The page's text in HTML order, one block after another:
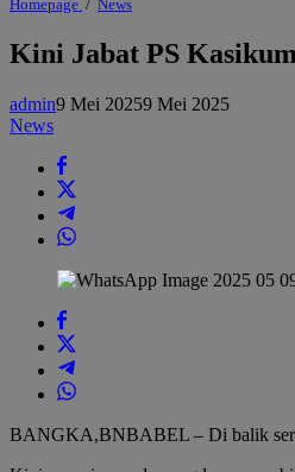
Homepage / News
PS
Kasikum
Bangka,
Kini Jabat PS
admin9 Mei 20259 Mei 2025
News
BANGKA,BNBABEL – Di balik